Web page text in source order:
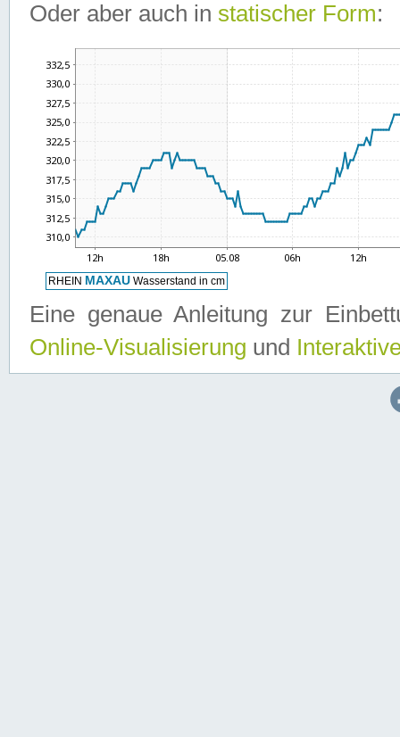
Oder aber auch in statischer Form:
Eine genaue Anleitung zur
Online-Visualisierung und